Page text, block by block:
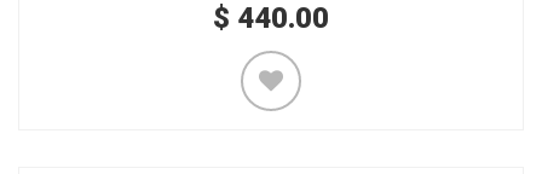
$ 440.00